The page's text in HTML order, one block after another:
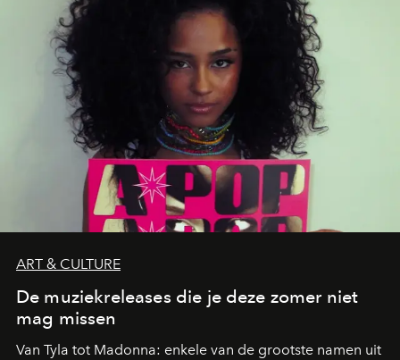
zwoele nachten.
ART & CULTURE
De muziekreleases die je deze zomer niet
mag missen
Van Tyla tot Madonna: enkele van de grootste namen uit